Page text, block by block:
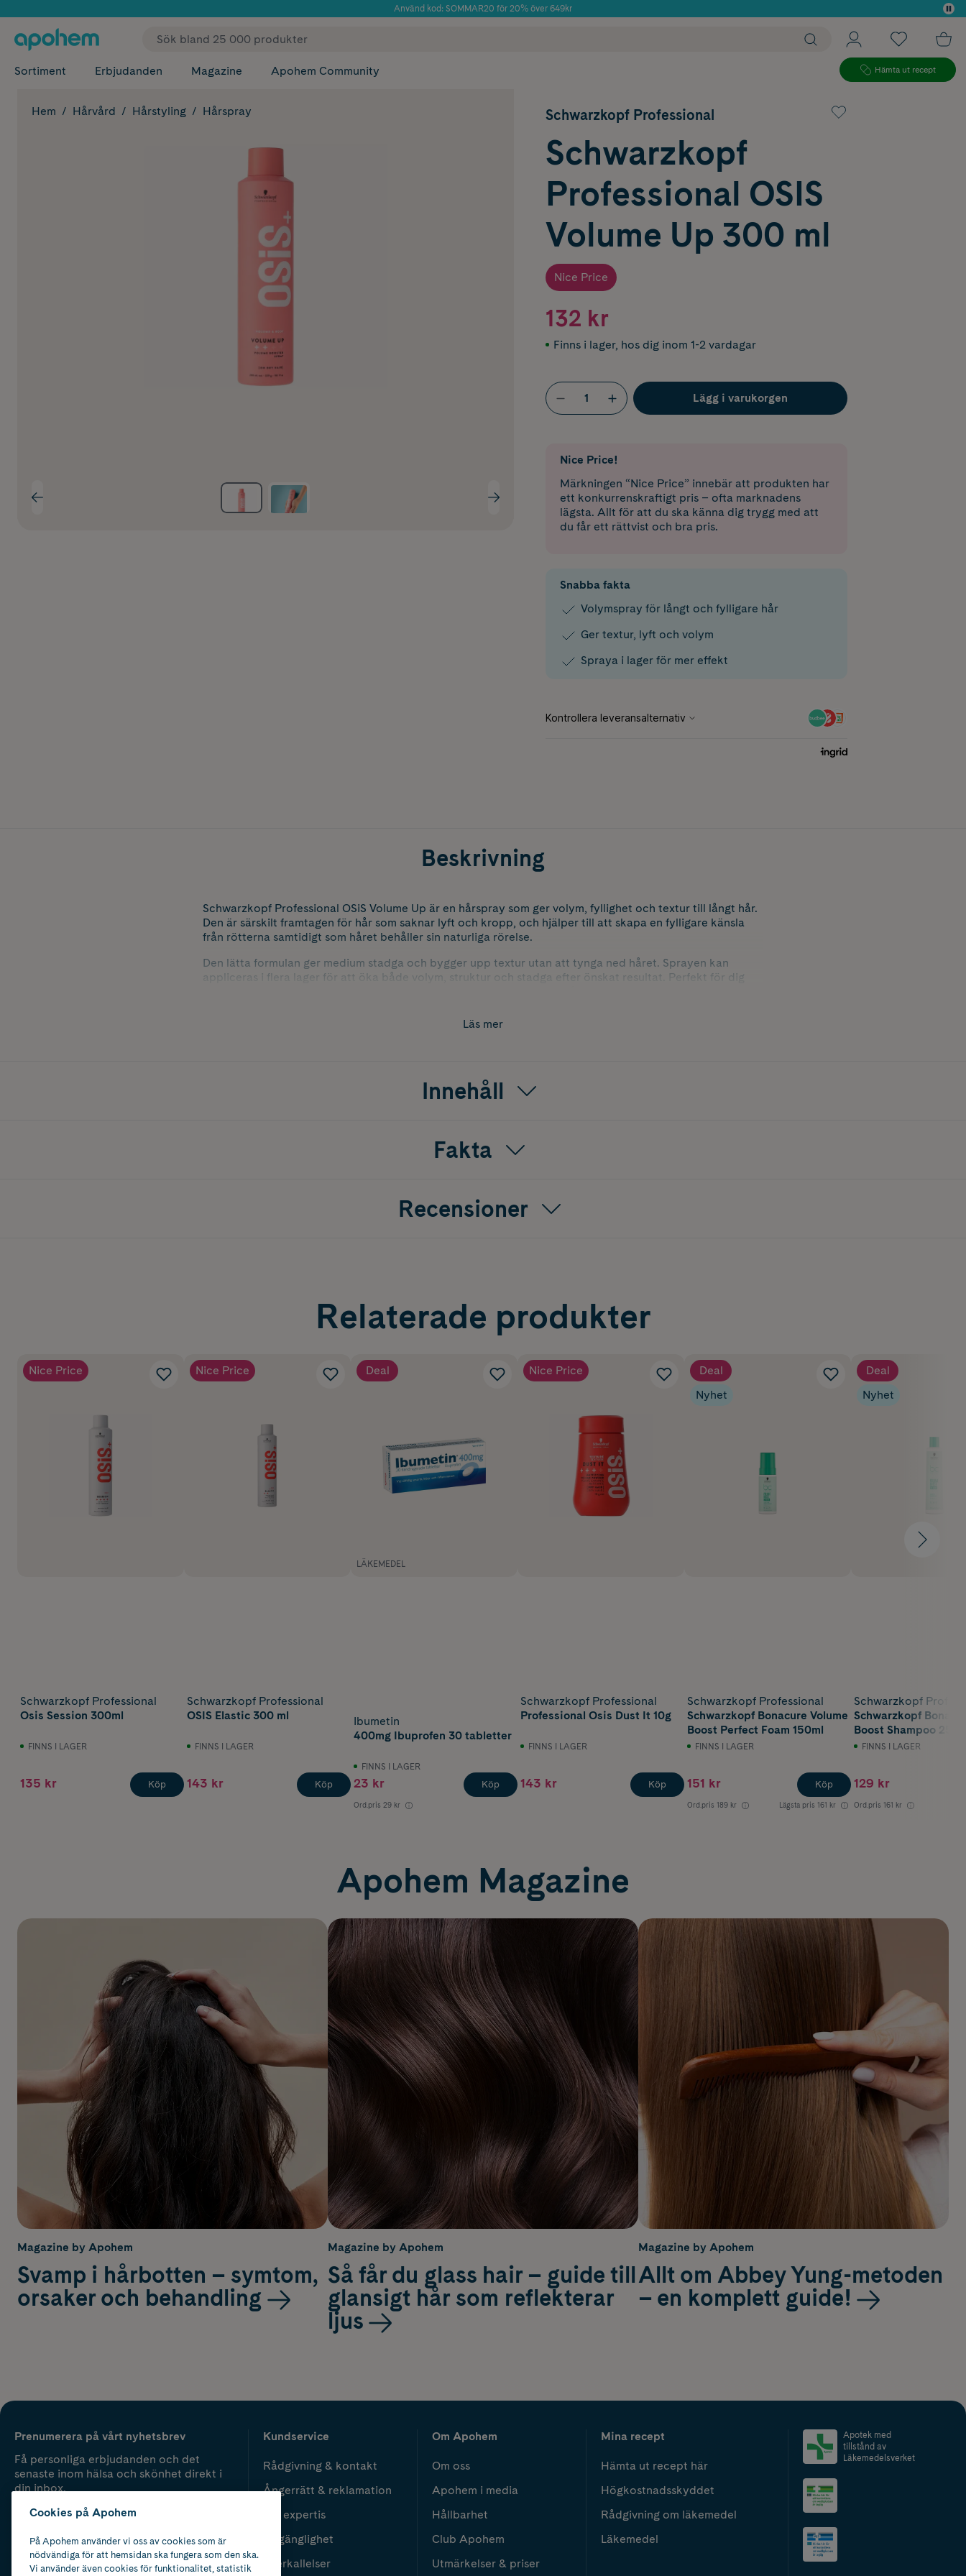
Använd kod: SOMMAR20 för 20% över 649kr
✓ Fri frakt
Sortiment Erbjudanden Magazine Apohem Community Hämta ut recept
Hem Hårvård Hårstyling Hårspray Schwarzkopf Professional
Schwarzkopf
Professional OSIS
Volume Up 300 ml
Nice Price
132 kr
Finns i lager, hos dig inom 1-2 vardagar
Lägg i varukorgen
Nice Price!
Märkningen “Nice Price” innebär att produkten har
ett konkurrenskraftigt pris – ofta marknadens
lägsta. Allt för att du ska känna dig trygg med att
du får ett rättvist och bra pris.
Snabba fakta
Volymspray för långt och fylligare hår
Ger textur, lyft och volym
Spraya i lager för mer effekt
Beskrivning
Schwarzkopf Professional OSiS Volume Up är en hårspray som ger volym, fyllighet och textur till långt hår.
Den är särskilt framtagen för hår som saknar lyft och kropp, och hjälper till att skapa en fylligare känsla
från rötterna samtidigt som håret behåller sin naturliga rörelse.
Den lätta formulan ger medium stadga och bygger upp textur utan att tynga ned håret. Sprayen kan
appliceras i flera lager för att öka både volym, struktur och stadga efter önskat resultat. Perfekt för dig
Läs mer
Innehåll
Fakta
Recensioner
Relaterade produkter
Nice Price
Schwarzkopf Professional
Osis Session 300ml
FINNS I LAGER
135 kr Köp
Nice Price
Schwarzkopf Professional
OSIS Elastic 300 ml
FINNS I LAGER
143 kr Köp
Deal
LÄKEMEDEL
Ibumetin
400mg Ibuprofen 30 tabletter
FINNS I LAGER
23 kr
Ord.pris 29 kr
Köp
Nice Price
Schwarzkopf Professional
Professional Osis Dust It 10g
FINNS I LAGER
143 kr Köp
Deal
Nyhet
Schwarzkopf Professional
Schwarzkopf Bonacure Volume
Boost Perfect Foam 150ml
FINNS I LAGER
151 kr
Ord.pris 189 kr Lägsta pris 161 kr
Köp
Deal
Nyhet
Schwarzkopf
Schwarzkopf
Boost Shampoo
FINNS I LAGER
129 kr
Ord.pris 161 kr
Apohem Magazine
Magazine by Apohem
Svamp i hårbotten – symtom,
orsaker och behandling
Magazine by Apohem
Så får du glass hair – guide till
glansigt hår som reflekterar
ljus
Magazine by Apohem
Allt om Abbey Yung-metoden
– en komplett guide!
Prenumerera på vårt nyhetsbrev
Få personliga erbjudanden och det
senaste inom hälsa och skönhet direkt i
din inbox.
Kundservice
Rådgivning & kontakt
Ångerrätt & reklamation
Vår expertis
Tillgänglighet
Återkallelser
Om Apohem
Om oss
Apohem i media
Hållbarhet
Club Apohem
Utmärkelser & priser
Mina recept
Hämta ut recept här
Högkostnadsskyddet
Rådgivning om läkemedel
Läkemedel
Apotek med
tillstånd av
Läkemedelsverket
Cookies på Apohem
På Apohem använder vi oss av cookies som är
nödvändiga för att hemsidan ska fungera som den ska.
Vi använder även cookies för funktionalitet, statistik